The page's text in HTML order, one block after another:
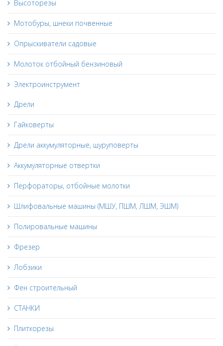
Высоторезы
Мотобуры, шнеки почвенные
Опрыскиватели садовые
Молоток отбойный бензиновый
Электроинструмент
Дрели
Гайковерты
Дрели аккумуляторные, шуруповерты
Аккумуляторные отвертки
Перфораторы, отбойные молотки
Шлифовальные машины (МШУ, ПШМ, ЛШМ, ЭШМ)
Полировальные машины
Фрезер
Лобзики
Фен строительный
СТАНКИ
Плиткорезы